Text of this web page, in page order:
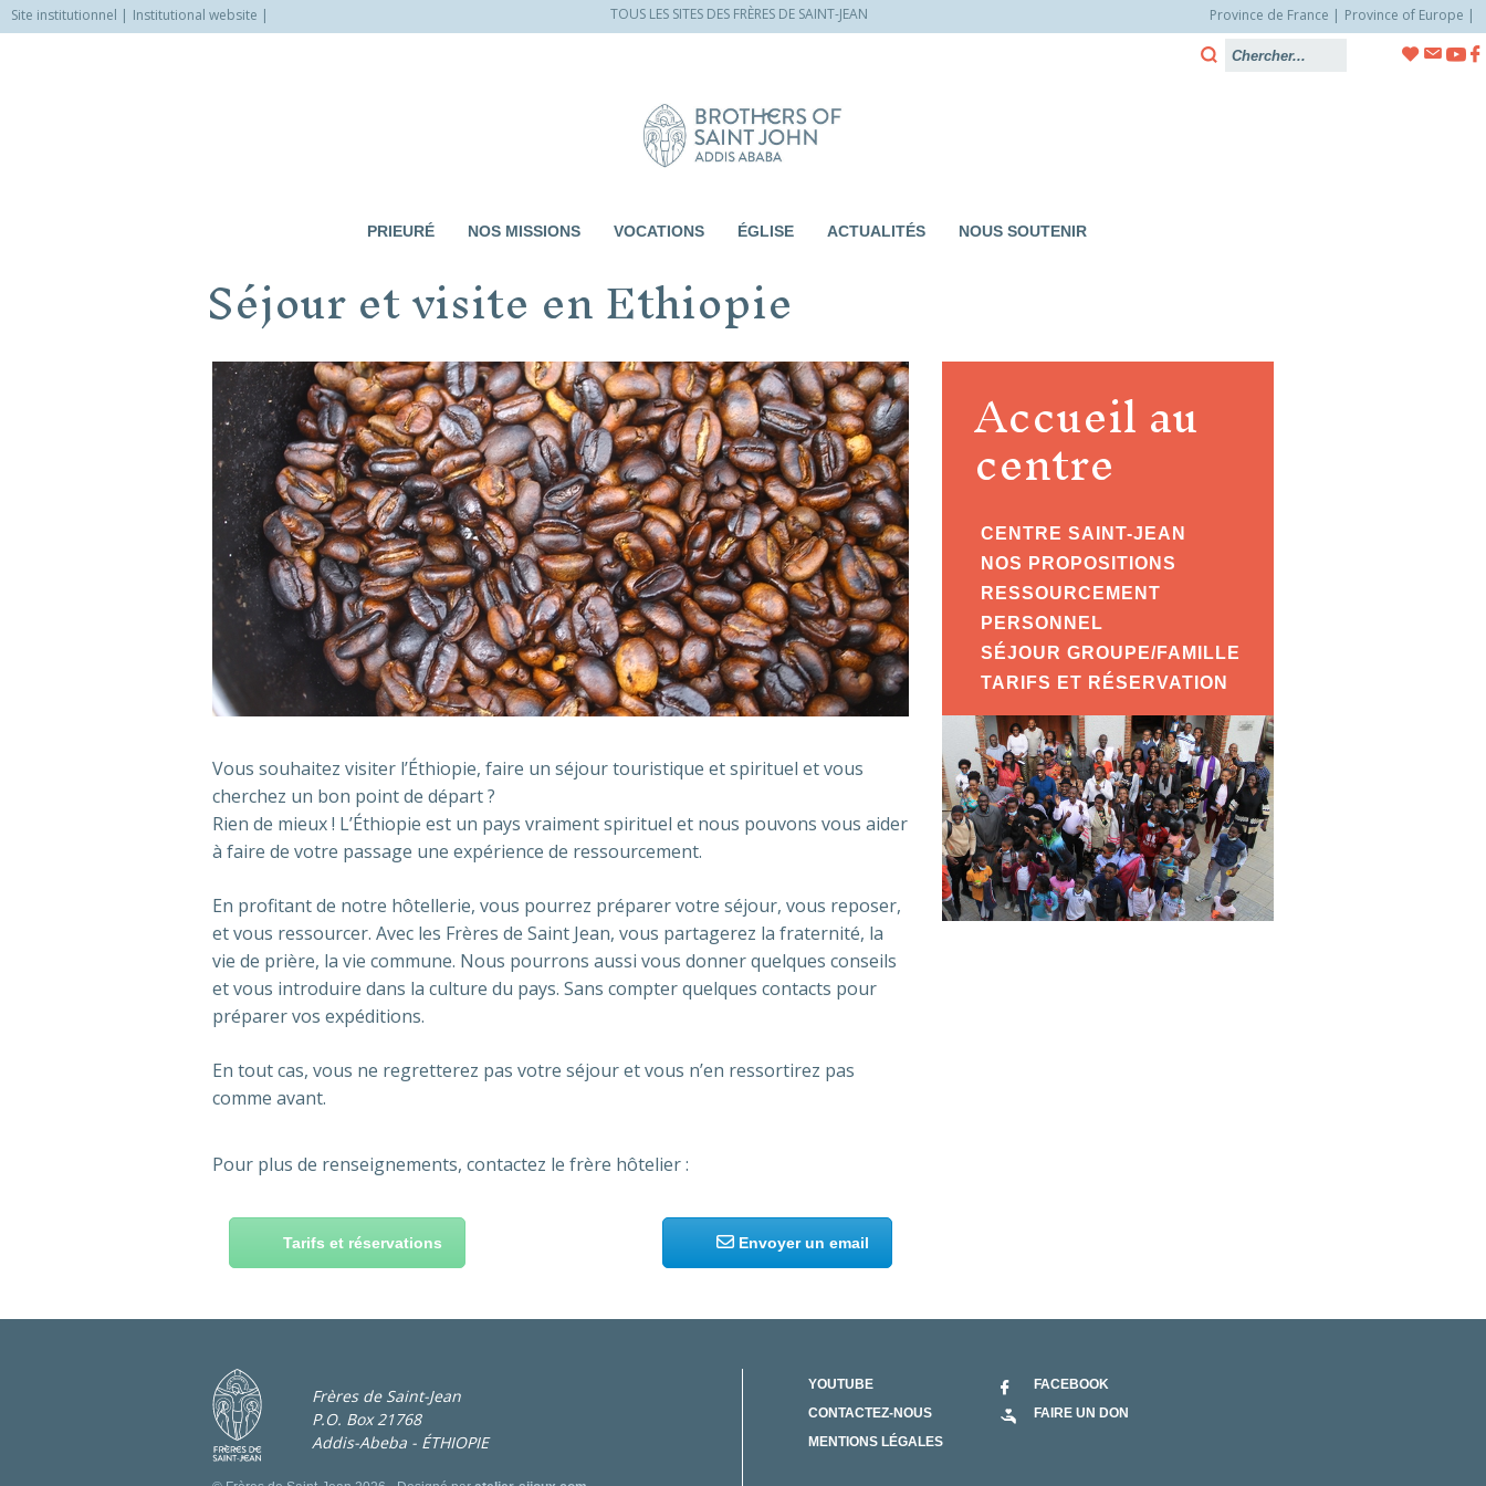
Site institutionnel Institutional website TOUS LES SITES DES FRÈRES DE SAINT-JEAN Province de France
Province of Europe
PRIEURÉ NOS MISSIONS VOCATIONS ÉGLISE ACTUALITÉS NOUS SOUTENIR
Séjour et visite en Ethiopie
Vous souhaitez visiter l’Éthiopie, faire un séjour touristique et spirituel et vous
cherchez un bon point de départ ?
Rien de mieux ! L’Éthiopie est un pays vraiment spirituel et nous pouvons vous aider
à faire de votre passage une expérience de ressourcement.
En profitant de notre hôtellerie, vous pourrez préparer votre séjour, vous reposer,
et vous ressourcer. Avec les Frères de Saint Jean, vous partagerez la fraternité, la
vie de prière, la vie commune. Nous pourrons aussi vous donner quelques conseils
et vous introduire dans la culture du pays. Sans compter quelques contacts pour
préparer vos expéditions.
En tout cas, vous ne regretterez pas votre séjour et vous n’en ressortirez pas
comme avant.
Pour plus de renseignements, contactez le frère hôtelier :
Tarifs et réservations Envoyer un email
Accueil au
centre
CENTRE SAINT-JEAN
NOS PROPOSITIONS
RESSOURCEMENT
PERSONNEL
SÉJOUR GROUPE/FAMILLE
TARIFS ET RÉSERVATION
Frères de Saint-Jean
P.O. Box 21768
Addis-Abeba - ÉTHIOPIE
YOUTUBE
FACEBOOK
CONTACTEZ-NOUS
FAIRE UN DON
MENTIONS LÉGALES